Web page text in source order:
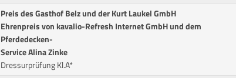
Preis des Gasthof Belz und der Kurt Laukel GmbH
Ehrenpreis von kavalio-Refresh Internet GmbH und dem
Pferdedecken-
Service Alina Zinke
Dressurprüfung Kl.A*